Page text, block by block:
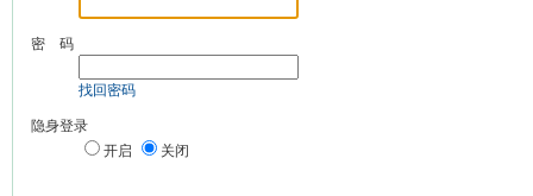
密 码
找回密码
隐身登录
开启
关闭